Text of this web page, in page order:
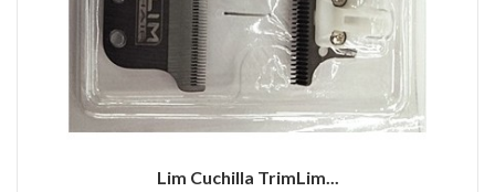
Lim Cuchilla TrimLim...